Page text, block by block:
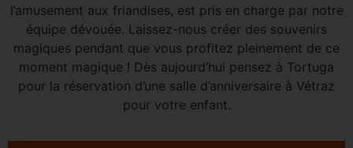
l’amusement aux friandises, est pris en charge par notre
équipe dévouée. Laissez-nous créer des souvenirs
magiques pendant que vous profitez pleinement de ce
moment magique ! Dès aujourd’hui pensez à Tortuga
pour la réservation d’une salle d’anniversaire à Vétraz
pour votre enfant.